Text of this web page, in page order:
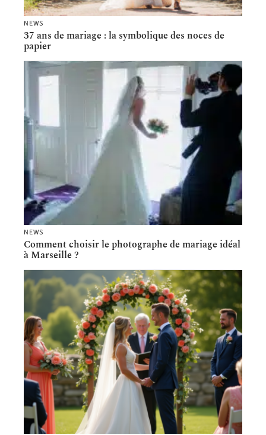
NEWS
37 ans de mariage : la symbolique des noces de
papier
NEWS
Comment choisir le photographe de mariage idéal
à Marseille ?